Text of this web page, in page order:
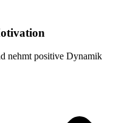
nehmt positive Dynamik